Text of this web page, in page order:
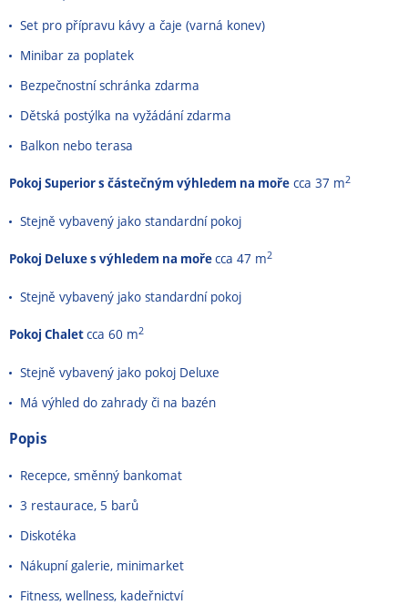
Set pro přípravu kávy a čaje (varná konev)
Minibar za poplatek
Bezpečnostní schránka zdarma
Dětská postýlka na vyžádání zdarma
Balkon nebo terasa
Pokoj Superior s částečným výhledem na moře cca 37 m2
Stejně vybavený jako standardní pokoj
Pokoj Deluxe s výhledem na mořecca 47 m2
Stejně vybavený jako standardní pokoj
Pokoj Chaletcca 60 m2
Stejně vybavený jako pokoj Deluxe
Má výhled do zahrady či na bazén
Popis
Recepce, směnný bankomat
3 restaurace, 5 barů
Diskotéka
Nákupní galerie, minimarket
Fitness, wellness, kadeřnictví